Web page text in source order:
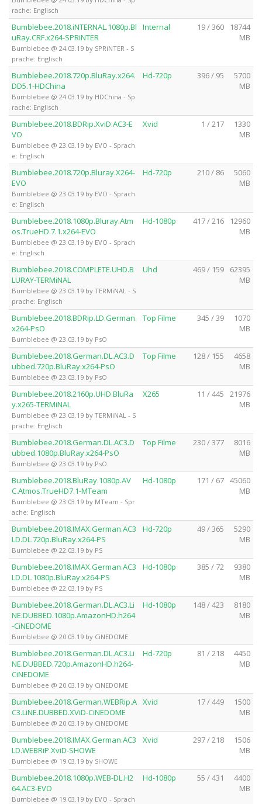
rache: Englisch
Bumblebee.2018.iNTERNAL.1080p.Bl
uRay.CRF.x264-SPRiNTER
Bumblebee @ 24.03.19 by SPRiNTER - S
prache: Englisch
Internal 19 / 360
18744
MB
Bumblebee.2018.720p.BluRay.x264.
DD5.1-HDChina
Bumblebee @ 24.03.19 by HDChina - Sp
rache: Englisch
Hd-720p 396 / 95
5700
MB
Bumblebee.2018.BDRip.XviD.AC3-E
VO
Bumblebee @ 23.03.19 by EVO - Sprach
e: Englisch
Xvid 1 / 217
1330
MB
Bumblebee.2018.720p.Bluray.X264-
EVO
Bumblebee @ 23.03.19 by EVO - Sprach
e: Englisch
Hd-720p 210 / 86
5060
MB
Bumblebee.2018.1080p.Bluray.Atm
os.TrueHD.7.1.x264-EVO
Bumblebee @ 23.03.19 by EVO - Sprach
e: Englisch
Hd-1080p 417 / 216
12960
MB
Bumblebee.2018.COMPLETE.UHD.B
LURAY-TERMiNAL
Bumblebee @ 23.03.19 by TERMiNAL - S
prache: Englisch
Uhd 469 / 159
62395
MB
Bumblebee.2018.BDRip.LD.German.
x264-PsO
Bumblebee @ 23.03.19 by PsO
Top Filme 345 / 39
1070
MB
Bumblebee.2018.German.DL.AC3.D
ubbed.720p.BluRay.x264-PsO
Bumblebee @ 23.03.19 by PsO
Top Filme 128 / 155
4658
MB
Bumblebee.2018.2160p.UHD.BluRa
y.x265-TERMiNAL
Bumblebee @ 23.03.19 by TERMiNAL - S
prache: Englisch
X265 11 / 445
21976
MB
Bumblebee.2018.German.DL.AC3.D
ubbed.1080p.BluRay.x264-PsO
Bumblebee @ 23.03.19 by PsO
Top Filme 230 / 377
8016
MB
Bumblebee.2018.BluRay.1080p.AV
C.Atmos.TrueHD7.1-MTeam
Bumblebee @ 23.03.19 by MTeam - Spr
ache: Englisch
Hd-1080p 171 / 67 45060
MB
Bumblebee.2018.IMAX.German.AC3
LD.DL.720p.BluRay.x264-PS
Bumblebee @ 22.03.19 by PS
Hd-720p 49 / 365
5290
MB
Bumblebee.2018.IMAX.German.AC3
LD.DL.1080p.BluRay.x264-PS
Bumblebee @ 22.03.19 by PS
Hd-1080p 385 / 72
9380
MB
Bumblebee.2018.German.DL.AC3.Li
NE.DUBBED.1080p.AmazonHD.h264
-CiNEDOME
Bumblebee @ 20.03.19 by CiNEDOME
Hd-1080p 148 / 423
8180
MB
Bumblebee.2018.German.DL.AC3.Li
NE.DUBBED.720p.AmazonHD.h264-
CiNEDOME
Bumblebee @ 20.03.19 by CiNEDOME
Hd-720p 81 / 218
4450
MB
Bumblebee.2018.German.WEBRip.A
C3.LiNE.DUBBED.XViD-CiNEDOME
Bumblebee @ 20.03.19 by CiNEDOME
Xvid 17 / 449
1500
MB
Bumblebee.2018.IMAX.German.AC3
LD.WEBRiP.XviD-SHOWE
Bumblebee @ 19.03.19 by SHOWE
Xvid 297 / 218
1506
MB
Bumblebee.2018.1080p.WEB-DL.H2
64.AC3-EVO
Bumblebee @ 19.03.19 by EVO - Sprach
Hd-1080p 55 / 431
4400
MB